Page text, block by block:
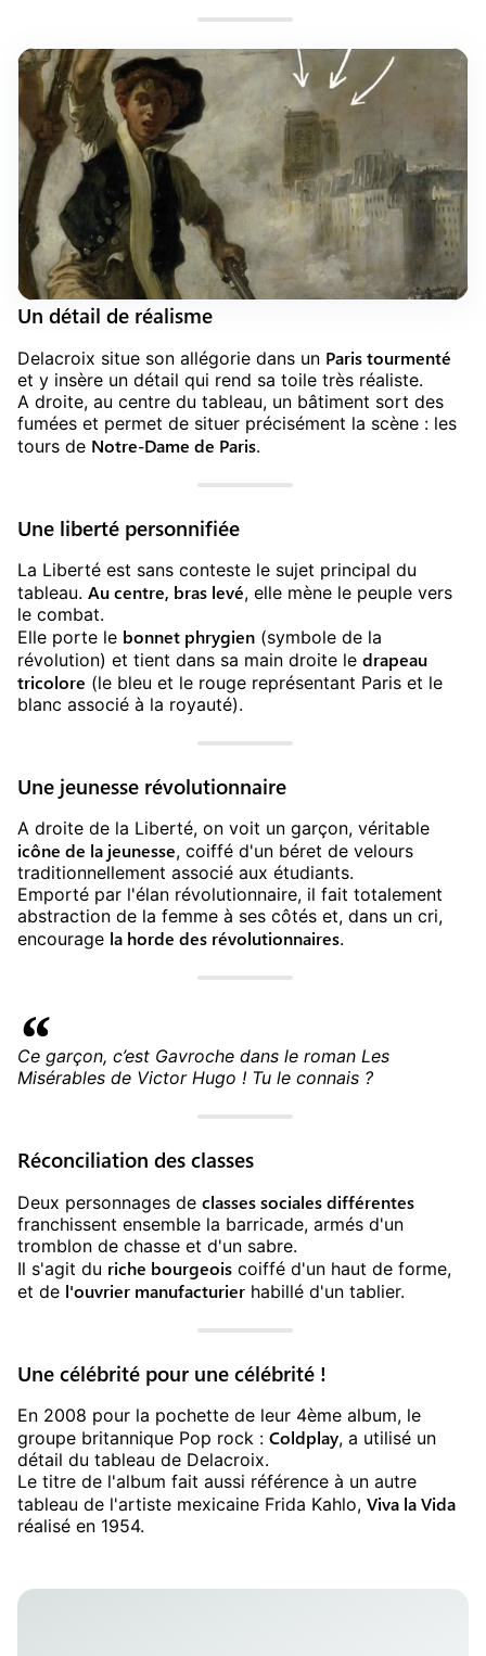
Un détail de réalisme
Delacroix situe son allégorie dans un Paris tourmenté
et y insère un détail qui rend sa toile très réaliste.
A droite, au centre du tableau, un bâtiment sort des
fumées et permet de situer précisément la scène : les
tours de Notre-Dame de Paris.
Une liberté personnifiée
La Liberté est sans conteste le sujet principal du
tableau. Au centre, bras levé, elle mène le peuple vers
le combat.
Elle porte le bonnet phrygien (symbole de la
révolution) et tient dans sa main droite le drapeau
tricolore (le bleu et le rouge représentant Paris et le
blanc associé à la royauté).
Une jeunesse révolutionnaire
A droite de la Liberté, on voit un garçon, véritable
icône de la jeunesse, coiffé d'un béret de velours
traditionnellement associé aux étudiants.
Emporté par l'élan révolutionnaire, il fait totalement
abstraction de la femme à ses côtés et, dans un cri,
encourage la horde des révolutionnaires.
Ce garçon, c’est Gavroche dans le roman Les
Misérables de Victor Hugo ! Tu le connais ?
Réconciliation des classes
Deux personnages de classes sociales différentes
franchissent ensemble la barricade, armés d'un
tromblon de chasse et d'un sabre.
Il s'agit du riche bourgeois coiffé d'un haut de forme,
et de l'ouvrier manufacturier habillé d'un tablier.
Une célébrité pour une célébrité !
En 2008 pour la pochette de leur 4ème album, le
groupe britannique Pop rock : Coldplay, a utilisé un
détail du tableau de Delacroix.
Le titre de l'album fait aussi référence à un autre
tableau de l'artiste mexicaine Frida Kahlo, Viva la Vida
réalisé en 1954.